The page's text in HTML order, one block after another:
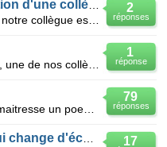
2
réponses
1
réponse
79
réponses
17